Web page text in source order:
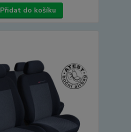
Přidat do košíku